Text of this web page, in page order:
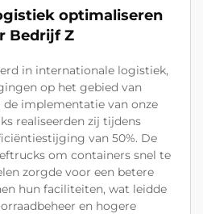
optimaliseren
Bedrijf Z
in internationale logistiek,
op het gebied van
de implementatie van onze
realiseerden zij tijdens
van 50%. De
om containers snel te
zorgde voor een betere
hun faciliteiten, wat leidde
en hogere